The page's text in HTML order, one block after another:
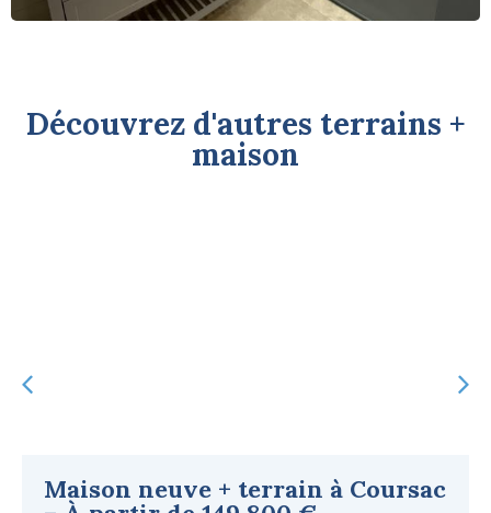
Découvrez d'autres terrains +
maison
Maison neuve + terrain à Coursac